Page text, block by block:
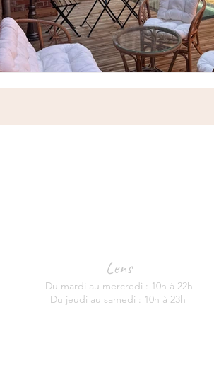
Lens
Du mardi au mercredi : 10h à 22h
Du jeudi au samedi : 10h à 23h